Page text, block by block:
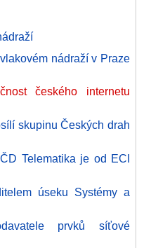
nádraží v Praze
českého internetu
skupinu Českých drah
Telematika je od ECI
úseku Systémy a
prvků síťové